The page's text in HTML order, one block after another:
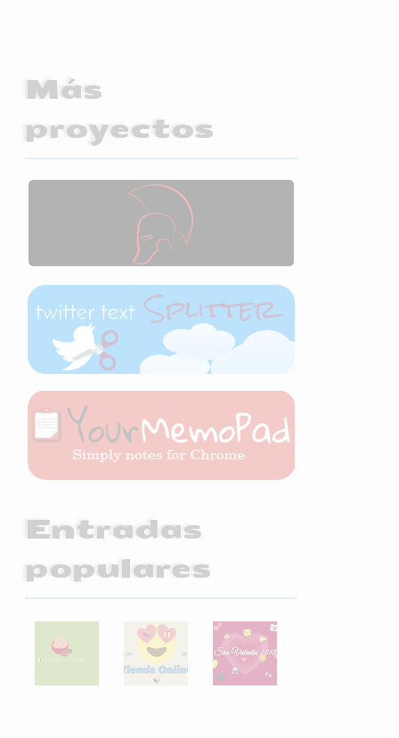
Más
proyectos
Entradas
populares